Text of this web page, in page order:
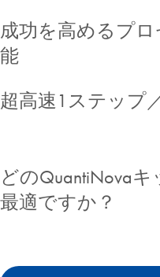
成功を高めるプ
能
超高速1ステップ
どのQuantiNova
最適ですか？